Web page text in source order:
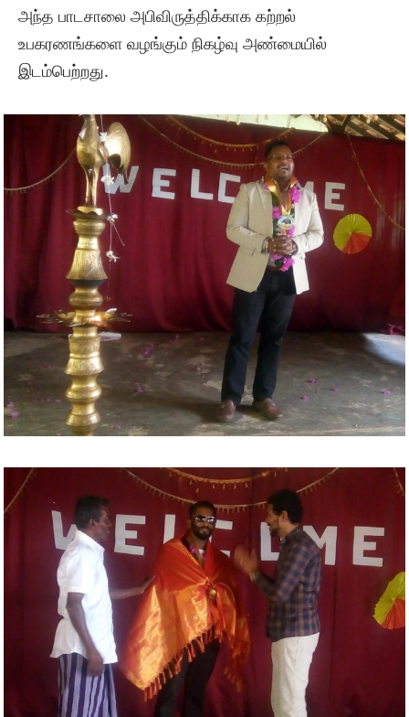
அந்த பாடசாலை அபிவிருத்திக்காக கற்றல்
உபகரணங்களை வழங்கும் நிகழ்வு அண்மையில்
இடம்பெற்றது.